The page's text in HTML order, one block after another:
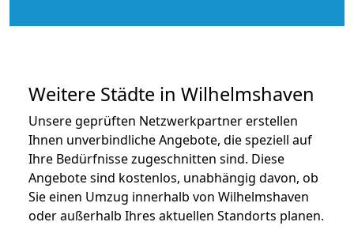
Weitere Städte in Wilhelmshaven
Unsere geprüften Netzwerkpartner erstellen
Ihnen unverbindliche Angebote, die speziell auf
Ihre Bedürfnisse zugeschnitten sind. Diese
Angebote sind kostenlos, unabhängig davon, ob
Sie einen Umzug innerhalb von Wilhelmshaven
oder außerhalb Ihres aktuellen Standorts planen.